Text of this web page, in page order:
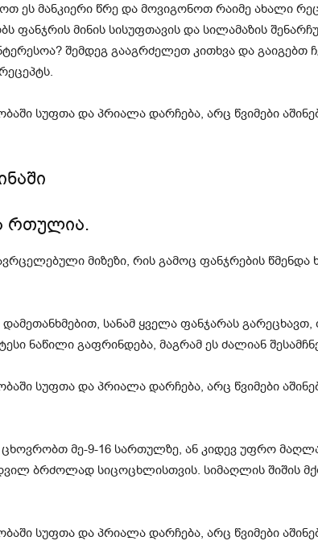
ეს მანკიერი წრე და მოვიგონოთ რაიმე ახალი
ფანჯრის მინის სისუფთავის და სილამაზის
შემდეგ გააგრძელეთ კითხვა და გაიგებთ
რთულია.
მიზეზი, რის გამოც ფანჯრების წმენდა
სანამ ყველა ფანჯარას გარეცხავთ,
ნაწილი გაფრინდება, მაგრამ ეს ძალიან
ცხოვრობთ მე-9-16 სართულზე, ან კიდევ უფრო
ბრძოლად სიცოცხლისთვის. სიმაღლის შიშის